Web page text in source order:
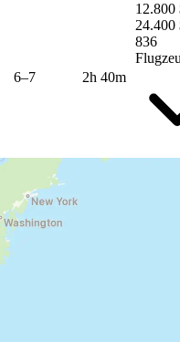
6–7 2h 40m
12.800
24.400
836